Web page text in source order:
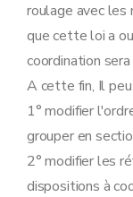
Art. 22
Art. 22
Art. 23
Art. 24
Art. 25
Art. 26
Art. 27
Art. 27bis
Art. 28
Chapitre VII
Art. 29
roulage avec les
que cette loi a
coordination
A cette fin, Il
1° modifier
grouper en
2° modifier les
dispositions à